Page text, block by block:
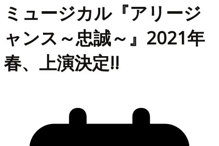
ミュージカル『アリージ
ャンス～忠誠～』2021年
春、上演決定!!